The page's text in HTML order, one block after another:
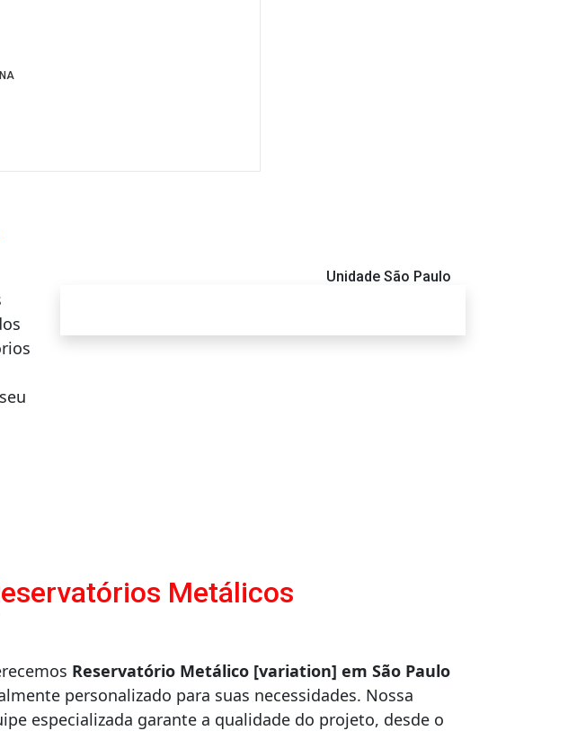
Unidade São Paulo
Metálicos
Reservatório Metálico [variation] em São Paulo
personalizado para suas necessidades. Nossa
especializada garante a qualidade do projeto, desde o